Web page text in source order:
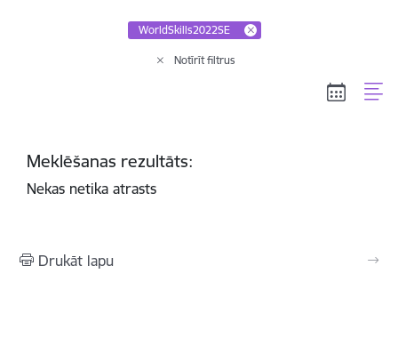
WorldSkills2022SE
Notīrīt filtrus
Meklēšanas rezultāts:
Nekas netika atrasts
Drukāt lapu